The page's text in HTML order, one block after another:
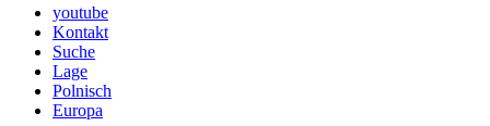
youtube
Kontakt
Suche
Lage
Polnisch
Europa